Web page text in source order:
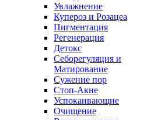
Увлажнение
Купероз и Розацеа
Пигментация
Регенерация
Детокс
Себорегуляция и
Матирование
Сужение пор
Стоп-Акне
Успокаивающие
Очищение